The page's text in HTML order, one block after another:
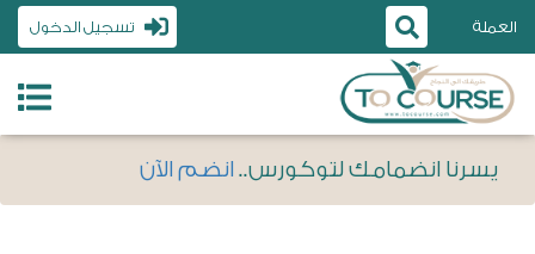
العملة تسجيل الدخول
يسرنا انضمامك لتوكورس.. انضم الآن